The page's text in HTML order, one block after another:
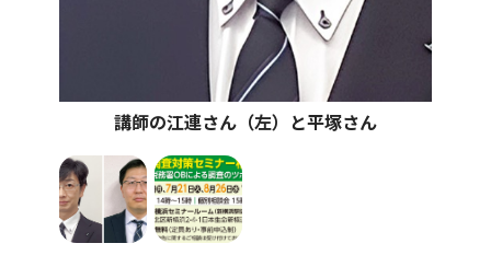
講師の江連さん（左）と平塚さん